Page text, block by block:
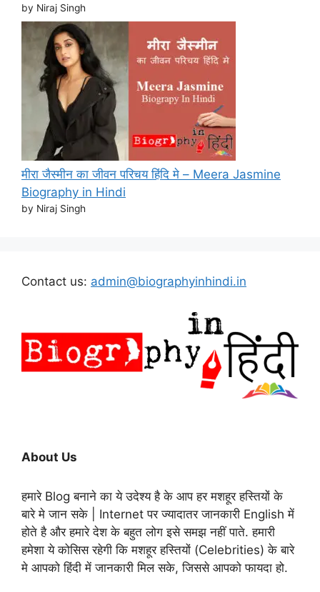
by Niraj Singh
मीरा जैस्मीन का जीवन परिचय हिंदि मे – Meera Jasmine
Biography in Hindi
by Niraj Singh
Contact us: admin@biographyinhindi.in
About Us
हमारे Blog बनाने का ये उदेश्य है के आप हर मशहूर हस्तियों के
बारे मे जान सके | Internet पर ज्यादातर जानकारी English में
होते है और हमारे देश के बहुत लोग इसे समझ नहीं पाते. हमारी
हमेशा ये कोसिस रहेगी कि मशहूर हस्तियों (Celebrities) के बारे
मे आपको हिंदी में जानकारी मिल सके, जिससे आपको फायदा हो.